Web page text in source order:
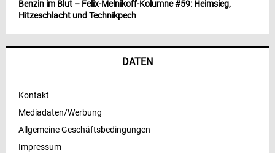
Benzin im Blut – Felix-Melnikoff-Kolumne #59: Heimsieg,
Hitzeschlacht und Technikpech
DATEN
Kontakt
Mediadaten/Werbung
Allgemeine Geschäftsbedingungen
Impressum